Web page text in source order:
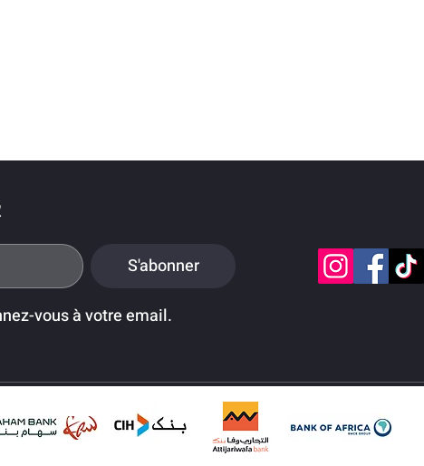
S'abonner
vous à votre email.